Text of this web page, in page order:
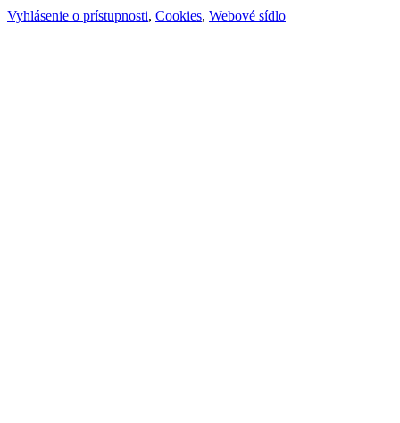
Vyhlásenie o prístupnosti, Cookies, Webové sídlo